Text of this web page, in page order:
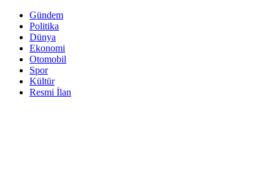
Gündem
Politika
Dünya
Ekonomi
Otomobil
Spor
Kültür
Resmi İlan